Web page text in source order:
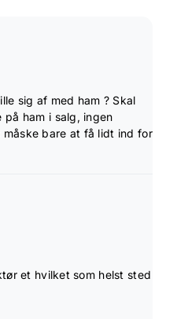
sig af med ham ? Skal
ham i salg, ingen
bare at få lidt ind for
et hvilket som helst sted